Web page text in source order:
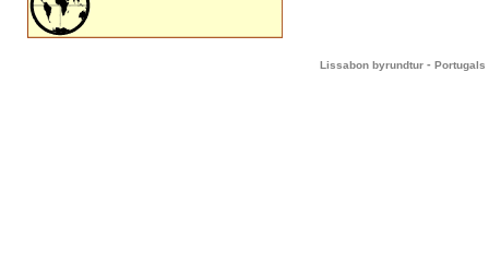
Lissabon byrundtur - Portugals